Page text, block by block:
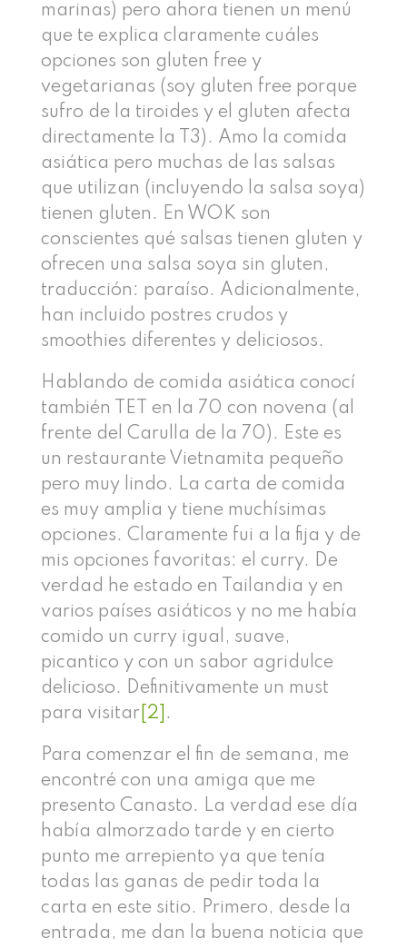
marinas) pero ahora tienen un menú
que te explica claramente cuáles
opciones son gluten free y
vegetarianas (soy gluten free porque
sufro de la tiroides y el gluten afecta
directamente la T3). Amo la comida
asiática pero muchas de las salsas
que utilizan (incluyendo la salsa soya)
tienen gluten. En WOK son
conscientes qué salsas tienen gluten y
ofrecen una salsa soya sin gluten,
traducción: paraíso. Adicionalmente,
han incluido postres crudos y
smoothies diferentes y deliciosos.
Hablando de comida asiática conocí
también TET en la 70 con novena (al
frente del Carulla de la 70). Este es
un restaurante Vietnamita pequeño
pero muy lindo. La carta de comida
es muy amplia y tiene muchísimas
opciones. Claramente fui a la fija y de
mis opciones favoritas: el curry. De
verdad he estado en Tailandia y en
varios países asiáticos y no me había
comido un curry igual, suave,
picantico y con un sabor agridulce
delicioso. Definitivamente un must
para visitar[2] .
Para comenzar el fin de semana, me
encontré con una amiga que me
presento Canasto. La verdad ese día
había almorzado tarde y en cierto
punto me arrepiento ya que tenía
todas las ganas de pedir toda la
carta en este sitio. Primero, desde la
entrada, me dan la buena noticia que